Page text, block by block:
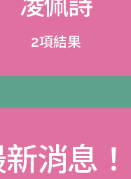
凌佩詩
2項結果
消息！